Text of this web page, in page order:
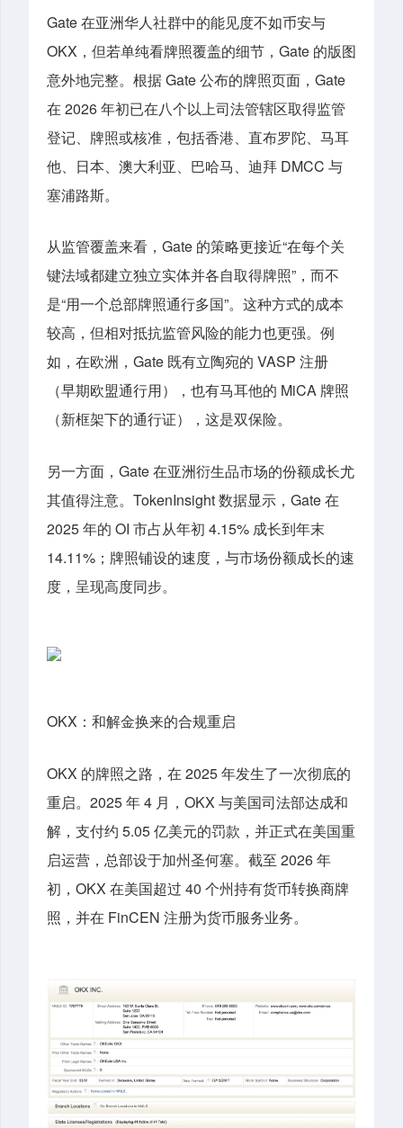
Gate 在亚洲华人社群中的能见度不如币安与
OKX，但若单纯看牌照覆盖的细节，Gate 的版图
意外地完整。根据 Gate 公布的牌照页面，Gate
在 2026 年初已在八个以上司法管辖区取得监管
登记、牌照或核准，包括香港、直布罗陀、马耳
他、日本、澳大利亚、巴哈马、迪拜 DMCC 与
塞浦路斯。
从监管覆盖来看，Gate 的策略更接近“在每个关
键法域都建立独立实体并各自取得牌照”，而不
是“用一个总部牌照通行多国”。这种方式的成本
较高，但相对抵抗监管风险的能力也更强。例
如，在欧洲，Gate 既有立陶宛的 VASP 注册
（早期欧盟通行用），也有马耳他的 MiCA 牌照
（新框架下的通行证），这是双保险。
另一方面，Gate 在亚洲衍生品市场的份额成长尤
其值得注意。TokenInsight 数据显示，Gate 在
2025 年的 OI 市占从年初 4.15% 成长到年末
14.11%；牌照铺设的速度，与市场份额成长的速
度，呈现高度同步。
OKX：和解金换来的合规重启
OKX 的牌照之路，在 2025 年发生了一次彻底的
重启。2025 年 4 月，OKX 与美国司法部达成和
解，支付约 5.05 亿美元的罚款，并正式在美国重
启运营，总部设于加州圣何塞。截至 2026 年
初，OKX 在美国超过 40 个州持有货币转换商牌
照，并在 FinCEN 注册为货币服务业务。